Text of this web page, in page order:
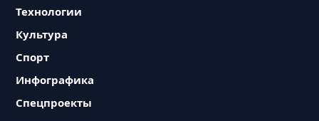
Технологии
Культура
Спорт
Инфографика
Спецпроекты